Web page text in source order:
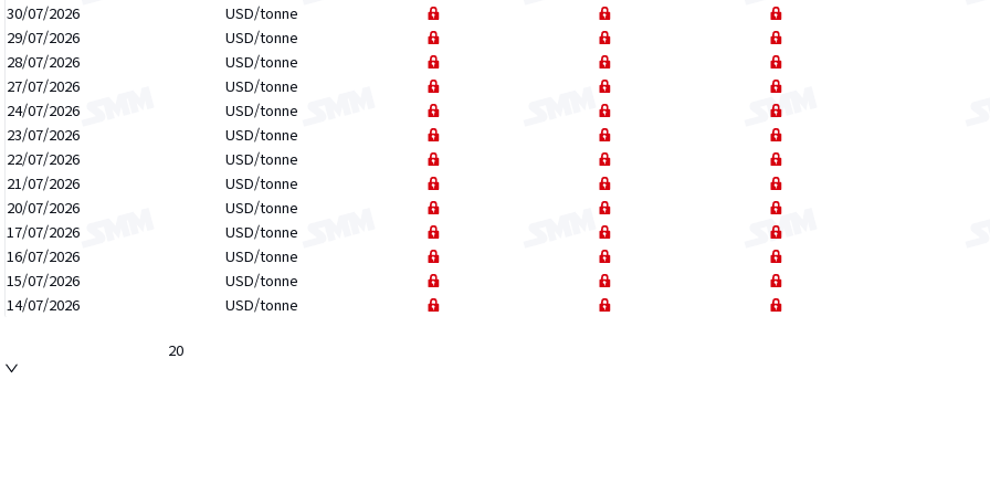
30/07/2026
USD/tonne
29/07/2026
USD/tonne
28/07/2026
USD/tonne
27/07/2026
USD/tonne
24/07/2026
USD/tonne
23/07/2026
USD/tonne
22/07/2026
USD/tonne
21/07/2026
USD/tonne
20/07/2026
USD/tonne
17/07/2026
USD/tonne
16/07/2026
USD/tonne
15/07/2026
USD/tonne
14/07/2026
USD/tonne
20